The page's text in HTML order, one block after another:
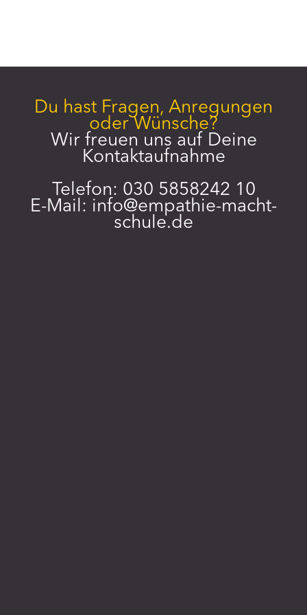
Du hast Fragen, Anregungen
oder Wünsche?
Wir freuen uns auf Deine
Kontaktaufnahme
Telefon: 030 5858242 10
E-Mail: info@empathie-macht-
schule.de